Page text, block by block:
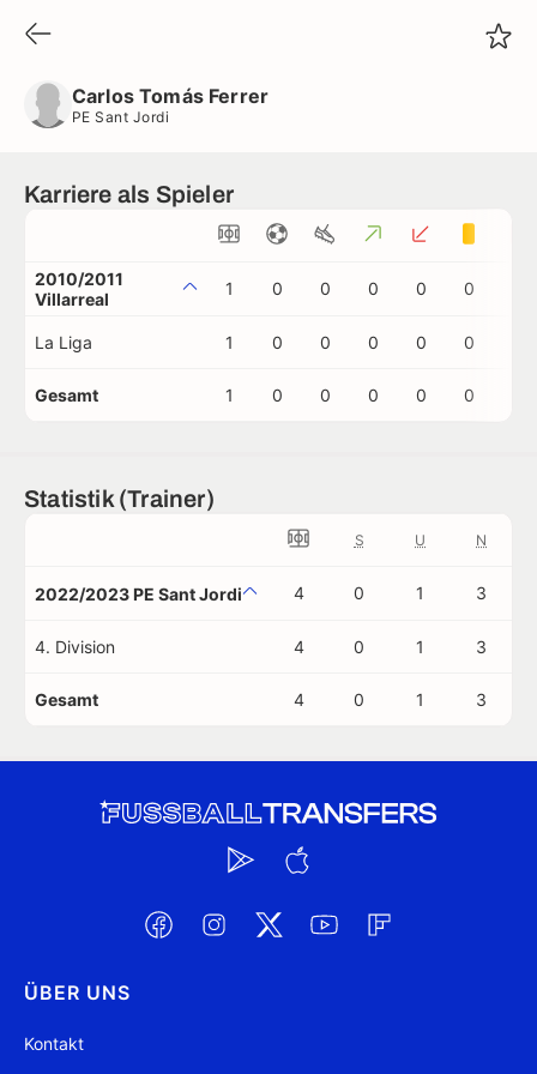
Carlos Tomás Ferrer
PE Sant Jordi
Karriere als Spieler
2010/2011
Villarreal
1 0 0 0 0 0
La Liga 1 0 0 0 0 0
Gesamt 1 0 0 0 0 0
Statistik (Trainer)
S U N
2022/2023 PE Sant Jordi 4 0 1 3
4. Division 4 0 1 3
Gesamt 4 0 1 3
ÜBER UNS
Kontakt